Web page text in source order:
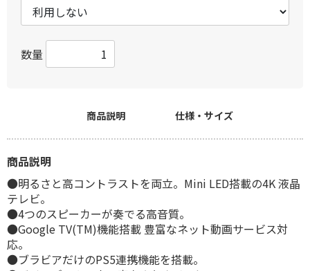
数量
商品説明 仕様・サイズ
商品説明
●明るさと高コントラストを両立。Mini LED搭載の4K 液晶
テレビ。
●4つのスピーカーが奏でる高音質。
●Google TV(TM)機能搭載 豊富なネット動画サービス対
応。
●ブラビアだけのPS5連携機能を搭載。